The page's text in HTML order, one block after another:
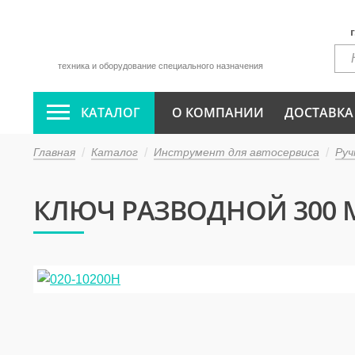
техника и оборудование специального назначения
КАТАЛОГ О КОМПАНИИ
Главная Каталог Инструмент для автосервиса
КЛЮЧ РАЗВОДНОЙ 300